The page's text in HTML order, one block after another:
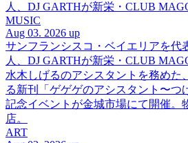
人、DJ GARTHが新栄・CLUB
MUSIC
Aug 03. 2026 up
サンフランシスコ・ベイエリアを代
人、DJ GARTHが新栄・CLUB
水木しげるのアシスタントを務めた
る新刊「ゲゲゲのアシスタント〜つ
記念イベントが金城市場にて開催。
店。
ART